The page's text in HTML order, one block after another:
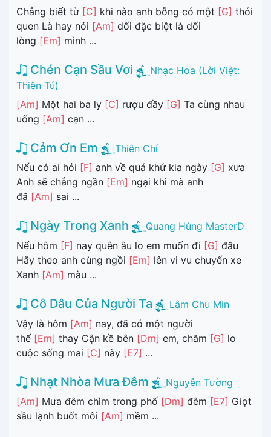
Chẳng biết từ [C] khi nào anh bỗng có một [G] thói
quen Là hay nói [Am] dối đặc biệt là dối
lòng [Em] mình ...
Chén Cạn Sầu Vơi
Nhạc Hoa (Lời Việt:
Thiên Tú)
[Am] Một hai ba ly [C] rượu đầy [G] Ta cùng nhau
uống [Am] cạn ...
Cảm Ơn Em
Thiên Chí
Nếu có ai hỏi [F] anh về quá khứ kia ngày [G] xưa
Anh sẽ chẳng ngần [Em] ngại khi mà anh
đã [Am] sai ...
Ngày Trong Xanh
Quang Hùng MasterD
Nếu hôm [F] nay quên âu lo em muốn đi [G] đâu
Hãy theo anh cùng ngồi [Em] lên vi vu chuyến xe
Xanh [Am] màu ...
Cô Dâu Của Người Ta
Lâm Chu Min
Vậy là hôm [Am] nay, đã có một người
thế [Em] thay Cận kề bên [Dm] em, chăm [G] lo
cuộc sống mai [C] này [E7] ...
Nhạt Nhòa Mưa Đêm
Nguyễn Tường
[Am] Mưa đêm chìm trong phố [Dm] đêm [E7] Giọt
sầu lạnh buốt môi [Am] mềm ...